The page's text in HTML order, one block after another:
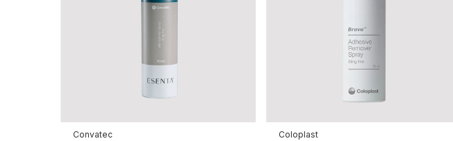
Convatec Coloplast